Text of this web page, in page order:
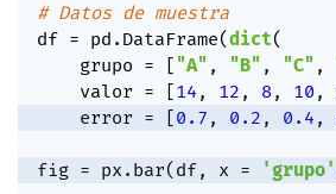
# Datos de muestra
df = pd . DataFrame(dict(
    grupo
= [ "A" , "B" , "C" ,
    valor
= [14, 12 , 8, 10 ,
    error
= [0.7 , 0.2 , 0.4,
fig = px . bar( df, x = 'grupo'